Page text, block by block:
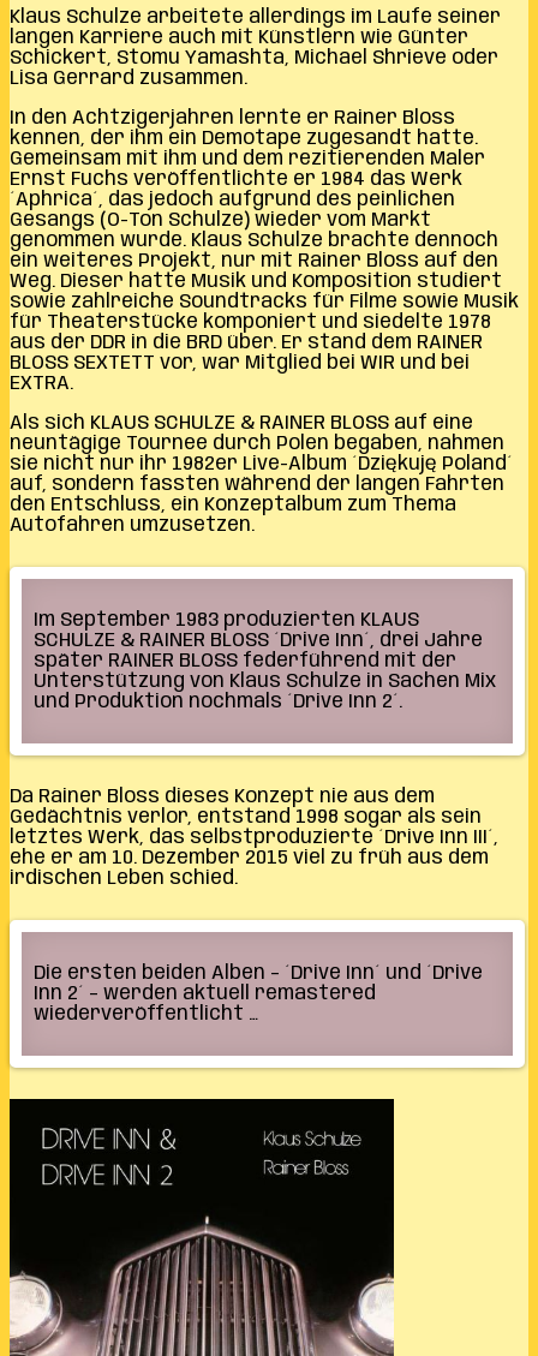
Klaus Schulze arbeitete allerdings im Laufe seiner
langen Karriere auch mit Künstlern wie Günter
Schickert, Stomu Yamashta, Michael Shrieve oder
Lisa Gerrard zusammen.
In den Achtzigerjahren lernte er Rainer Bloss
kennen, der ihm ein Demotape zugesandt hatte.
Gemeinsam mit ihm und dem rezitierenden Maler
Ernst Fuchs veröffentlichte er 1984 das Werk
´Aphrica´, das jedoch aufgrund des peinlichen
Gesangs (O-Ton Schulze) wieder vom Markt
genommen wurde. Klaus Schulze brachte dennoch
ein weiteres Projekt, nur mit Rainer Bloss auf den
Weg. Dieser hatte Musik und Komposition studiert
sowie zahlreiche Soundtracks für Filme sowie Musik
für Theaterstücke komponiert und siedelte 1978
aus der DDR in die BRD über. Er stand dem RAINER
BLOSS SEXTETT vor, war Mitglied bei WIR und bei
EXTRA.
Als sich KLAUS SCHULZE & RAINER BLOSS auf eine
neuntägige Tournee durch Polen begaben, nahmen
sie nicht nur ihr 1982er Live-Album ´Dziękuję Poland´
auf, sondern fassten während der langen Fahrten
den Entschluss, ein Konzeptalbum zum Thema
Autofahren umzusetzen.
Im September 1983 produzierten KLAUS
SCHULZE & RAINER BLOSS ´Drive Inn´, drei Jahre
später RAINER BLOSS federführend mit der
Unterstützung von Klaus Schulze in Sachen Mix
und Produktion nochmals ´Drive Inn 2´.
Da Rainer Bloss dieses Konzept nie aus dem
Gedächtnis verlor, entstand 1998 sogar als sein
letztes Werk, das selbstproduzierte ´Drive Inn III´,
ehe er am 10. Dezember 2015 viel zu früh aus dem
irdischen Leben schied.
Die ersten beiden Alben – ´Drive Inn´ und ´Drive
Inn 2´ – werden aktuell remastered
wiederveröffentlicht …